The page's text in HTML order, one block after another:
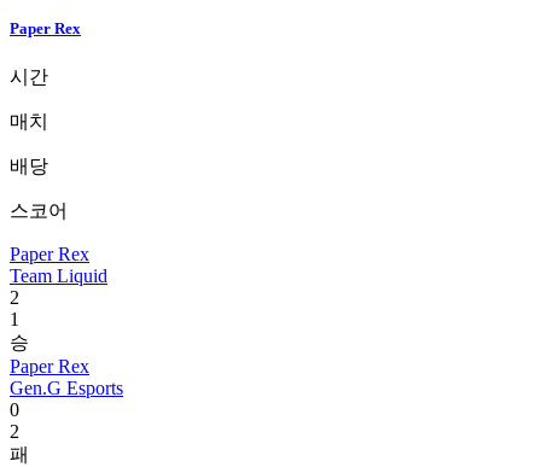
Paper Rex
시간
매치
배당
스코어
Paper Rex
Team Liquid
2
1
승
Paper Rex
Gen.G Esports
0
2
패